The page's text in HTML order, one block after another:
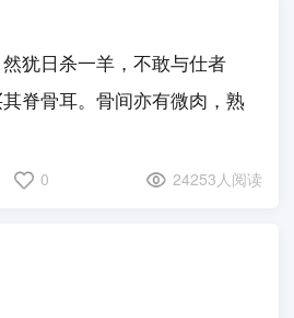
日杀一羊，不敢与仕者
脊骨耳。骨间亦有微肉，熟
0 24253人阅读